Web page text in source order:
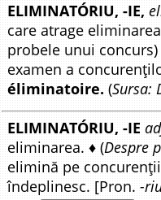
ELIMINATÓRIU, -IE,
care atrage
probele unui
examen a
éliminatoire. (Sursa:
ELIMINATÓRIU, -IE
eliminarea. ♦ (Despre
elimină pe
îndeplinesc. [Pron.-